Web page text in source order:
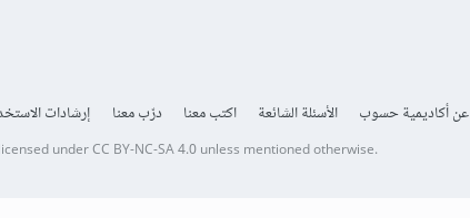
عن أكاديمية حسوب الأسئلة الشائعة اكتب معنا درّب معنا إرشادات
underCC BY-NC-SA 4.0unless mentioned otherwise.